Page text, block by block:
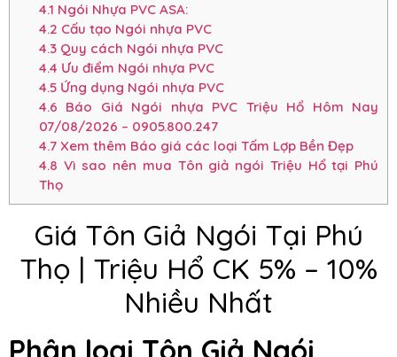
4.1 Ngói Nhựa PVC ASA:
4.2 Cấu tạo Ngói nhựa PVC
4.3Quy cách Ngói nhựa PVC
4.4 Ưu điểm Ngói nhựa PVC
4.5Ứng dụng Ngói nhựa PVC
4.6 Báo Giá Ngói nhựa PVC Triệu Hổ Hôm Nay
07/08/2026 – 0905.800.247
4.7Xem thêm Báo giá các loại Tấm Lợp Bền Đẹp
4.8 Vì sao nên mua Tôn giả ngói Triệu Hổ tại Phú
Thọ
Giá Tôn Giả Ngói Tại Phú
Thọ | Triệu Hổ CK 5% – 10%
Nhiều Nhất